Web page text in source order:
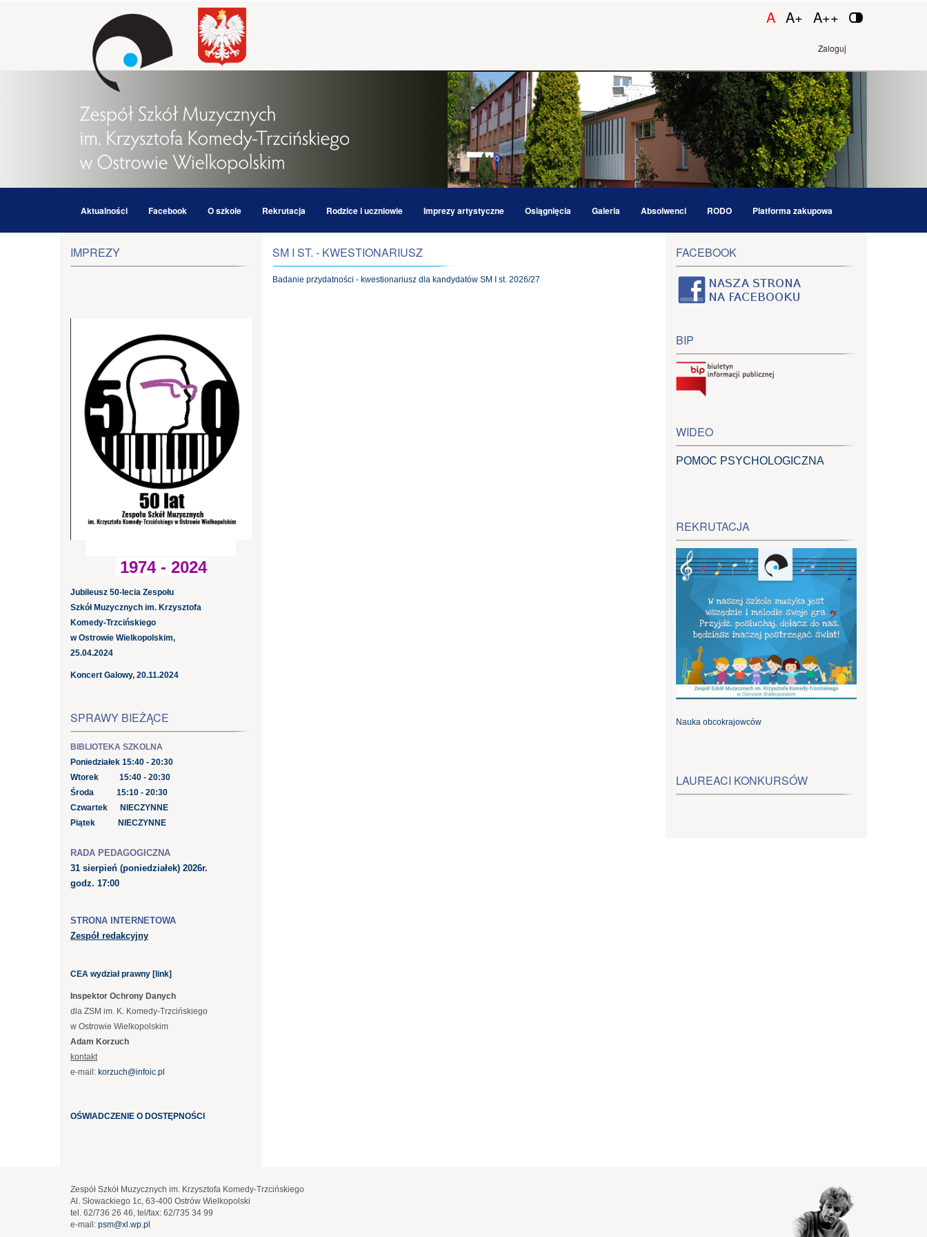
A A+ A++
Zaloguj
Aktualności Facebook O szkole Rekrutacja Rodzice i uczniowie Imprezy artystyczne Osiągnięcia Galeria Absolwenci RODO Platforma zakupowa
SM I ST. - KWESTIONARIUSZ
Badanie przydatności - kwestionariusz dla kandydatów SM I st. 2026/27
IMPREZY
1974 - 2024
Jubileusz 50-lecia Zespołu
Szkół Muzycznych im. Krzysztofa
Komedy-Trzcińskiego
w Ostrowie Wielkopolskim,
25.04.2024
Koncert Galowy, 20.11.2024
SPRAWY BIEŻĄCE
BIBLIOTEKA SZKOLNA
Poniedziałek 15:40 - 20:30
Wtorek 15:40 - 20:30
Środa 15:10 - 20:30
Czwartek NIECZYNNE
Piątek NIECZYNNE
RADA PEDAGOGICZNA
31 sierpień (poniedziałek) 2026r.
godz. 17:00
STRONA INTERNETOWA
Zespół redakcyjny
CEA wydział prawny [link]
Inspektor Ochrony Danych
dla ZSM im. K. Komedy-Trzcińskiego
w Ostrowie Wielkopolskim
Adam Korzuch
kontakt
e-mail: korzuch@infoic.pl
OŚWIADCZENIE O DOSTĘPNOŚCI
FACEBOOK
BIP
WIDEO
POMOC PSYCHOLOGICZNA
REKRUTACJA
Nauka obcokrajowców
LAUREACI KONKURSÓW
Zespół Szkół Muzycznych im. Krzysztofa Komedy-Trzcińskiego
Al. Słowackiego 1c, 63-400 Ostrów Wielkopolski
tel. 62/736 26 46, tel/fax: 62/735 34 99
e-mail: psm@xl.wp.pl